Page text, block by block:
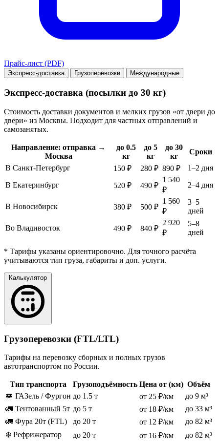
Прайс-лист (PDF)
Экспресс-доставка Грузоперевозки Международные
Экспресс-доставка (посылки до 30 кг)
Стоимость доставки документов и мелких грузов «от двери до
двери» из Москвы. Подходит для частных отправлений и
самозанятых.
Направление: отправка →
Москва
до 0.5
кг
до 5
кг
до 30
кг
Сроки
В Санкт-Петербург
150 ₽ 280 ₽ 890 ₽ 1–2 дня
В Екатеринбург 520 ₽ 490 ₽
1 540
₽
2–4 дня
В Новосибирск 380 ₽ 500 ₽
1 560
₽
3–5
дней
Во Владивосток 490 ₽ 840 ₽
2 920
₽
5–8
дней
* Тарифы указаны ориентировочно. Для точного расчёта
учитываются тип груза, габариты и доп. услуги.
Калькулятор
Грузоперевозки (FTL/LTL)
Тарифы на перевозку сборных и полных грузов
автотранспортом по России.
Тип транспорта Грузоподъёмность Цена от (км) Объём
🚐 ГАЗель / Фургон до 1.5 т от 25 ₽/км
до 9 м³
🚛 Тентованный 5т до 5 т от 18 ₽/км
до 33 м³
🚛 Фура 20т (FTL)
до 20 т от 12 ₽/км
до 82 м³
❄️ Рефрижератор
до 20 т от 16 ₽/км до 82 м³